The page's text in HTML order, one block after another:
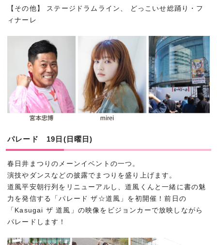
【その他】 ステージドラムライン、 どっこいせ総踊り・フ
ィナーレ
パレード 19日(日曜日)
春日井まつりのメーンイベントの一つ。
演技やダンスなどの披露でまつりを盛り上げます。
道風平安朝行列をリニューアルし、道風くんと一緒に書の魅
力を発信する「パレード ザ☆道風」を初開催！前日の
「Kasugai ザ 道風」の映像をビジョンカーで放映しながら
パレードします！